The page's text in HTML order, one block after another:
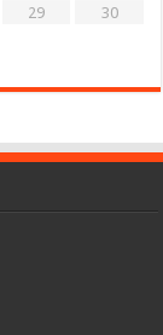
29
30